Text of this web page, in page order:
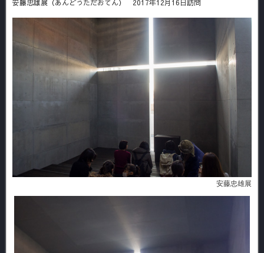
安藤忠雄展（あんどうただおてん） 2017年12月16日訪問
安藤忠雄展